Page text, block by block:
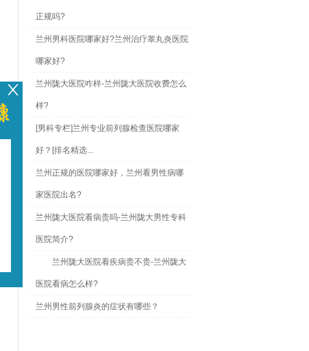
正规吗?
兰州男科医院哪家好?兰州治疗睾丸炎医院
哪家好?
兰州陇大医院咋样-兰州陇大医院收费怎么
样?
[男科专栏]兰州专业前列腺检查医院哪家
好？[排名精选...
兰州正规的医院哪家好，兰州看男性病哪
家医院出名?
兰州陇大医院看病贵吗-兰州陇大男性专科
医院简介?
兰州陇大医院看疾病贵不贵-兰州陇大
医院看病怎么样?
兰州男性前列腺炎的症状有哪些？